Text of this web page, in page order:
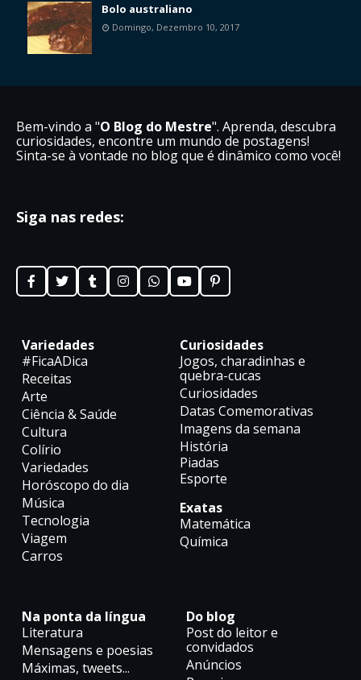
Bolo australiano
Domingo, Dezembro 10, 2017
Bem-vindo a "O Blog do Mestre". Aprenda, descubra
curiosidades, encontre um mundo de postagens!
Sinta-se à vontade no blog que é dinâmico como você!
Siga nas redes:
Variedades
#FicaADica
Receitas
Arte
Ciência & Saúde
Cultura
Colírio
Variedades
Horóscopo do dia
Música
Tecnologia
Viagem
Carros
Curiosidades
Jogos, charadinhas e
quebra-cucas
Curiosidades
Datas Comemorativas
Imagens da semana
História
Piadas
Esporte
Exatas
Matemática
Química
Na ponta da língua
Literatura
Mensagens e poesias
Máximas, tweets...
Do blog
Post do leitor e
convidados
Anúncios